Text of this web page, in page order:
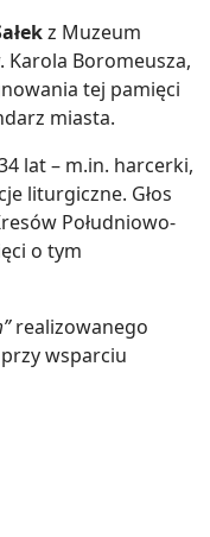
z Muzeum
Karola Boromeusza,
tej pamięci
miasta.
lat – m.in. harcerki,
liturgiczne. Głos
Południowo-
o tym
realizowanego
wsparciu